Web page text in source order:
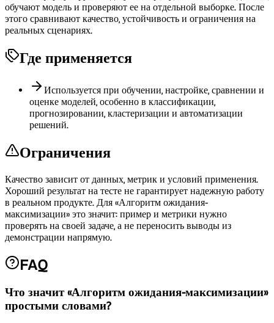
обучают модель и проверяют ее на отдельной выборке. После
этого сравнивают качество, устойчивость и ограничения на
реальных сценариях.
Где применяется
Используется при обучении, настройке, сравнении и
оценке моделей, особенно в классификации,
прогнозировании, кластеризации и автоматизации
решений.
Ограничения
Качество зависит от данных, метрик и условий применения.
Хороший результат на тесте не гарантирует надежную работу
в реальном продукте. Для «Алгоритм ожидания-
максимизации» это значит: пример и метрики нужно
проверять на своей задаче, а не переносить выводы из
демонстрации напрямую.
FAQ
Что значит «Алгоритм ожидания-максимизации»
простыми словами?